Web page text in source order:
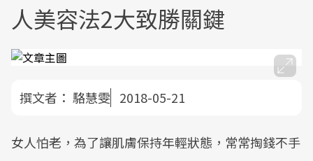
人美容法2大致勝關鍵
撰文者： 駱慧雯 2018-05-21
女人怕老，為了讓肌膚保持年輕狀態，常常掏錢不手